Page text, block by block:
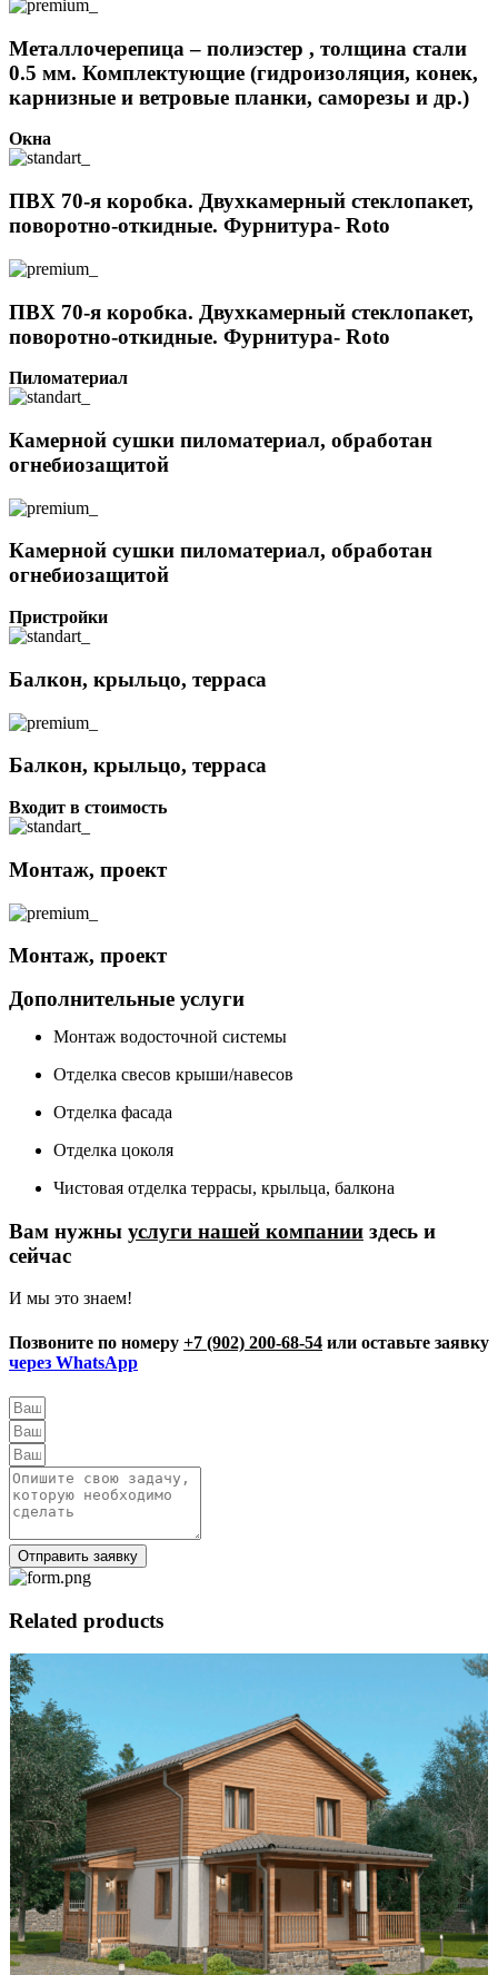
Металлочерепица – полиэстер , толщина стали
0.5 мм. Комплектующие (гидроизоляция, конек,
карнизные и ветровые планки, саморезы и др.)
Окна
ПВХ 70-я коробка. Двухкамерный стеклопакет,
поворотно-откидные. Фурнитура- Roto
ПВХ 70-я коробка. Двухкамерный стеклопакет,
поворотно-откидные. Фурнитура- Roto
Пиломатериал
Камерной сушки пиломатериал, обработан
огнебиозащитой
Камерной сушки пиломатериал, обработан
огнебиозащитой
Пристройки
Балкон, крыльцо, терраса
Балкон, крыльцо, терраса
Входит в стоимость
Монтаж, проект
Монтаж, проект
Дополнительные услуги
Монтаж водосточной системы
Отделка свесов крыши/навесов
Отделка фасада
Отделка цоколя
Чистовая отделка террасы, крыльца, балкона
Вам нужны услуги нашей компании здесь и
сейчас
И мы это знаем!
Позвоните по номеру +7 (902) 200-68-54 или оставьте заявку
через WhatsApp
Отправить заявку
Related products